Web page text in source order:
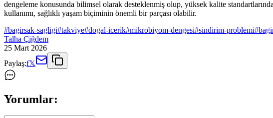
dengeleme konusunda bilimsel olarak desteklenmiş olup, yüksek kalite
kullanımı, sağlıklı yaşam biçiminin önemli bir parçası olabilir.
#bagirsak-sagligi#takviye#dogal-icerik#mikrobiyom-dengesi#sindirim-problemi#
Talha Çiğdem
25 Mart 2026
Paylaş:f𝕏
Yorumlar: